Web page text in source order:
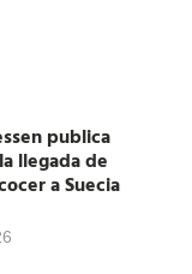
publica
llegada de
a Suecia